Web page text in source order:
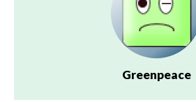
Greenpeace